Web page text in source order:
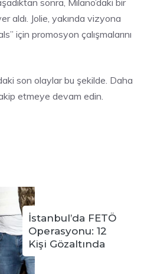
sonra, Milano’daki bir
aldı. Jolie, yakında vizyona
için promosyon çalışmalarını
son olaylar bu şekilde. Daha
etmeye devam edin.
İstanbul’da FETÖ
Operasyonu: 12
Kişi Gözaltında